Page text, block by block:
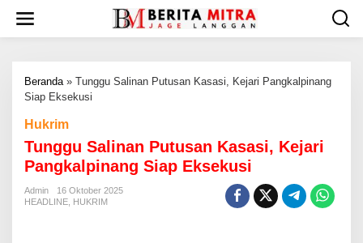
w
Beranda» Tunggu Salinan Putusan Kasasi, Kejari Pangkalpinang
Siap Eksekusi
Hukrim
Tunggu Salinan Putusan Kasasi, Kejari
Pangkalpinang Siap Eksekusi
Admin
16 Oktober 2025
HEADLINE HUKRIM